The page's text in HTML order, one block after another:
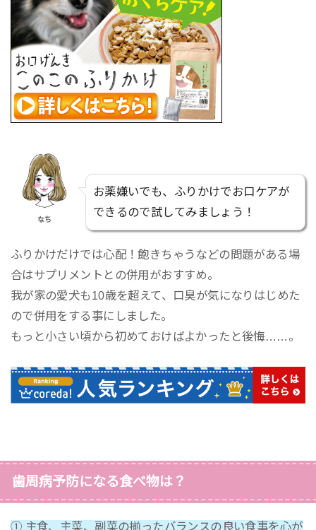
なち
お薬嫌いでも、ふりかけでお口ケアが
できるので試してみましょう！
ふりかけだけでは心配！飽きちゃうなどの問題がある場
合はサプリメントとの併用がおすすめ。
我が家の愛犬も10歳を超えて、口臭が気になりはじめた
ので併用をする事にしました。
もっと小さい頃から初めておけばよかったと後悔……。
歯周病予防になる食べ物は？
① 主食、主菜、副菜の揃ったバランスの良い食事を心が